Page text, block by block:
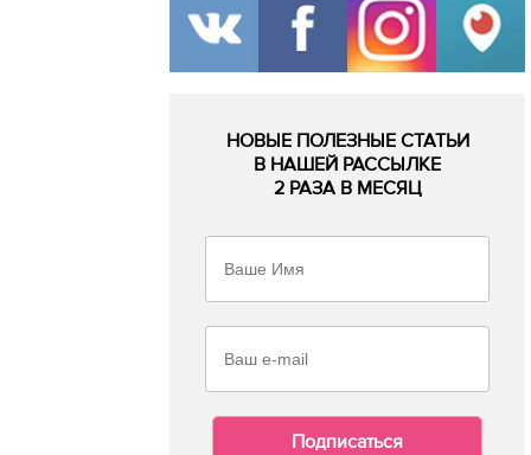
НОВЫЕ ПОЛЕЗНЫЕ СТАТЬИ
В НАШЕЙ РАССЫЛКЕ
2 РАЗА В МЕСЯЦ
Подписаться